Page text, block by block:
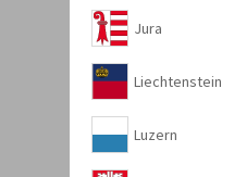
Jura
Liechtenstein
Luzern